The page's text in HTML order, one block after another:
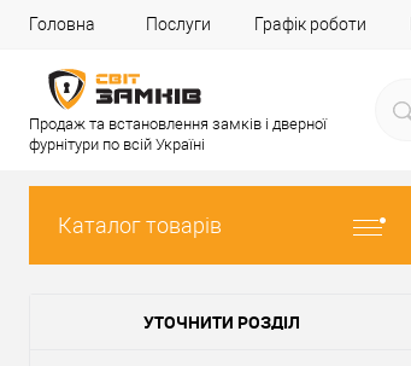
Головна Послуги Графік роботи
Продаж та встановлення замків і дверної
фурнітури по всій Україні
Каталог товарів
УТОЧНИТИ РОЗДІЛ